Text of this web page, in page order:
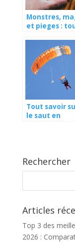
Monstres,
et pieges :
Tout savoir
le saut en
Rechercher
Articles
Top 3 des
2026 :